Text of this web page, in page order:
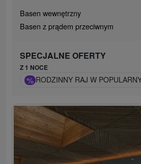
Basen wewnętrzny
Basen z prądem przeciwnym
SPECJALNE OFERTY
Z 1 NOCE
% RODZINNY RAJ W